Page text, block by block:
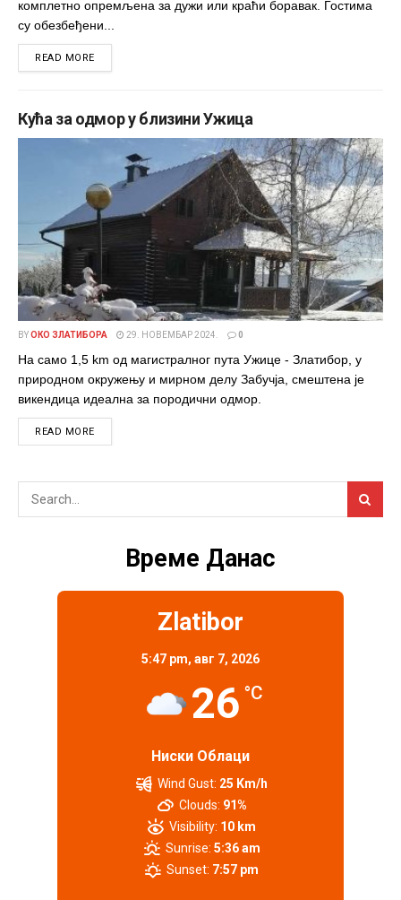
комплетно опремљена за дужи или краћи боравак. Гостима
су обезбеђени...
READ MOREDETAILS
Кућа за одмор у близини Ужица
BYОКО ЗЛАТИБОРА 29. НОВЕМБАР 2024. 0
На само 1,5 km од магистралног пута Ужице - Златибор, у
природном окружењу и мирном делу Забучја, смештена је
викендица идеална за породични одмор.
READ MOREDETAILS
Време Данас
Zlatibor
5:47 pm, авг 7, 2026
26 °C
Ниски Облаци
Wind Gust: 25 Km/h
Clouds: 91%
Visibility: 10 km
Sunrise: 5:36 am
Sunset: 7:57 pm